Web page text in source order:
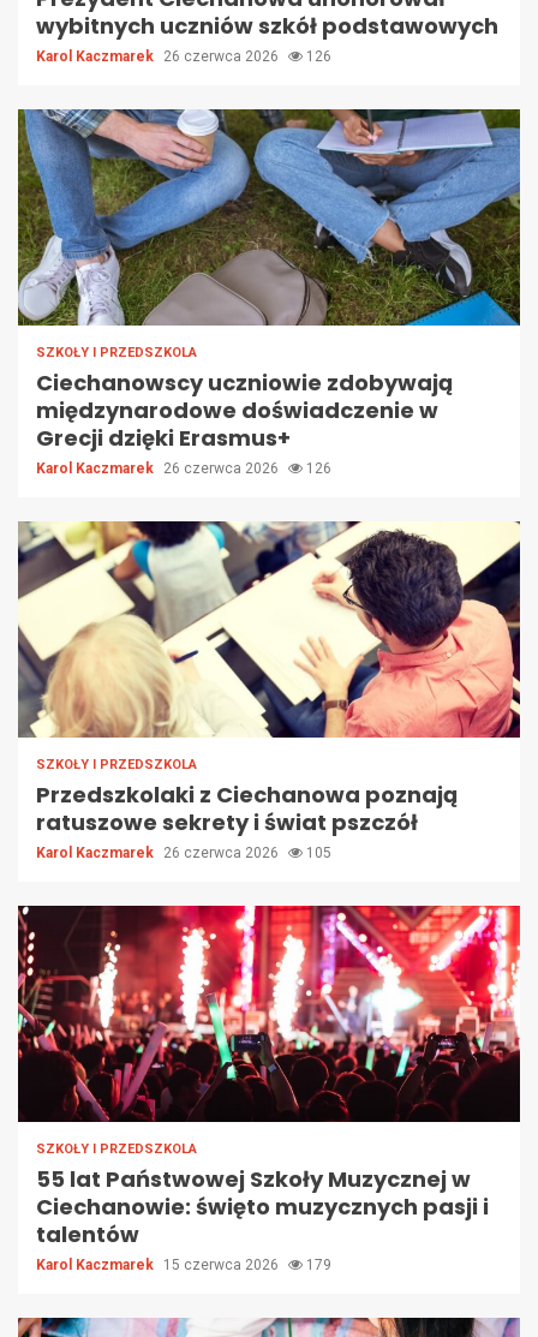
wybitnych uczniów szkół podstawowych
Karol Kaczmarek 26 czerwca 2026 126
SZKOŁY I PRZEDSZKOLA
Ciechanowscy uczniowie zdobywają
międzynarodowe doświadczenie w
Grecji dzięki Erasmus+
Karol Kaczmarek 26 czerwca 2026 126
SZKOŁY I PRZEDSZKOLA
Przedszkolaki z Ciechanowa poznają
ratuszowe sekrety i świat pszczół
Karol Kaczmarek 26 czerwca 2026 105
SZKOŁY I PRZEDSZKOLA
55 lat Państwowej Szkoły Muzycznej w
Ciechanowie: święto muzycznych pasji i
talentów
Karol Kaczmarek 15 czerwca 2026 179